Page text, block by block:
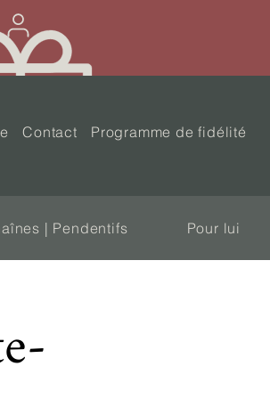
Contact Programme de fidélité
| Pendentifs Pour lui